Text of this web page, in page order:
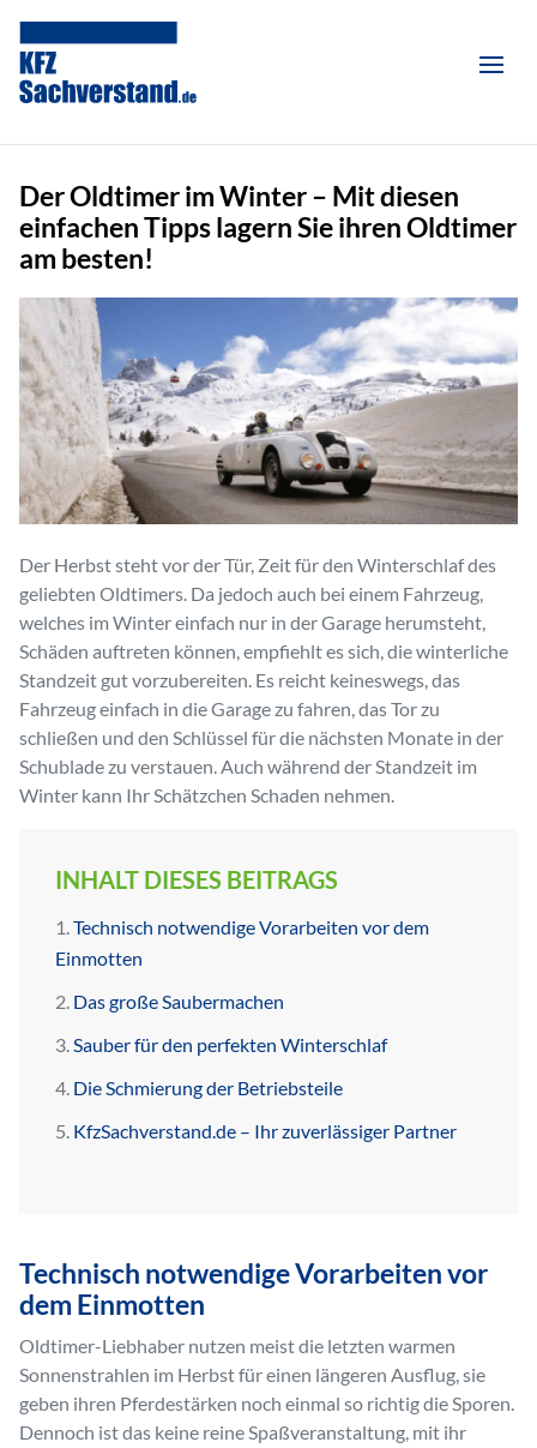
Der Oldtimer im Winter – Mit diesen
einfachen Tipps lagern Sie ihren Oldtimer
am besten!
Der Herbst steht vor der Tür, Zeit für den Winterschlaf des
geliebten Oldtimers. Da jedoch auch bei einem Fahrzeug,
welches im Winter einfach nur in der Garage herumsteht,
Schäden auftreten können, empfiehlt es sich, die winterliche
Standzeit gut vorzubereiten. Es reicht keineswegs, das
Fahrzeug einfach in die Garage zu fahren, das Tor zu
schließen und den Schlüssel für die nächsten Monate in der
Schublade zu verstauen. Auch während der Standzeit im
Winter kann Ihr Schätzchen Schaden nehmen.
INHALT DIESES BEITRAGS
Technisch notwendige Vorarbeiten vor dem
Einmotten
Das große Saubermachen
Sauber für den perfekten Winterschlaf
Die Schmierung der Betriebsteile
KfzSachverstand.de – Ihr zuverlässiger Partner
Technisch notwendige Vorarbeiten vor
dem Einmotten
Oldtimer-Liebhaber nutzen meist die letzten warmen
Sonnenstrahlen im Herbst für einen längeren Ausflug, sie
geben ihren Pferdestärken noch einmal so richtig die Sporen.
Dennoch ist das keine reine Spaßveranstaltung, mit ihr